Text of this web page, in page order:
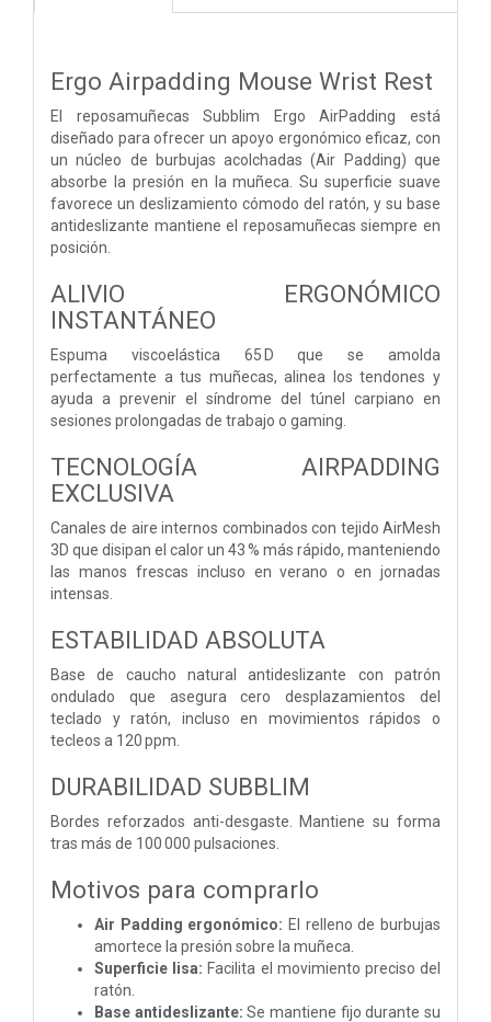
Ergo Airpadding Mouse Wrist Rest
El reposamuñecas Subblim Ergo AirPadding está
diseñado para ofrecer un apoyo ergonómico eficaz, con
un núcleo de burbujas acolchadas (Air Padding) que
absorbe la presión en la muñeca. Su superficie suave
favorece un deslizamiento cómodo del ratón, y su base
antideslizante mantiene el reposamuñecas siempre en
posición.
ALIVIO ERGONÓMICO
INSTANTÁNEO
Espuma viscoelástica 65 D que se amolda
perfectamente a tus muñecas, alinea los tendones y
ayuda a prevenir el síndrome del túnel carpiano en
sesiones prolongadas de trabajo o gaming.
TECNOLOGÍA AIRPADDING
EXCLUSIVA
Canales de aire internos combinados con tejido AirMesh
3D que disipan el calor un 43 % más rápido, manteniendo
las manos frescas incluso en verano o en jornadas
intensas.
ESTABILIDAD ABSOLUTA
Base de caucho natural antideslizante con patrón
ondulado que asegura cero desplazamientos del
teclado y ratón, incluso en movimientos rápidos o
tecleos a 120 ppm.
DURABILIDAD SUBBLIM
Bordes reforzados anti-desgaste. Mantiene su forma
tras más de 100 000 pulsaciones.
Motivos para comprarlo
Air Padding ergonómico: El relleno de burbujas
amortece la presión sobre la muñeca.
Superficie lisa: Facilita el movimiento preciso del
ratón.
Base antideslizante: Se mantiene fijo durante su